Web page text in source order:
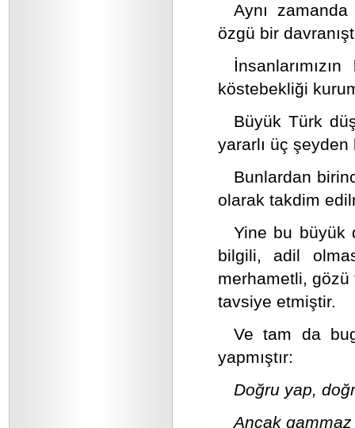
Aynı
özgü bir
köstebekliği
Büyük Türk
yararlı üç
Bunlardan
olarak takdim
Yine bu büyük
bilgili, adil
merhametli, gözü
tavsiye etmiştir.
Ve tam da
yapmıştır:
Doğru yap,
Ancak